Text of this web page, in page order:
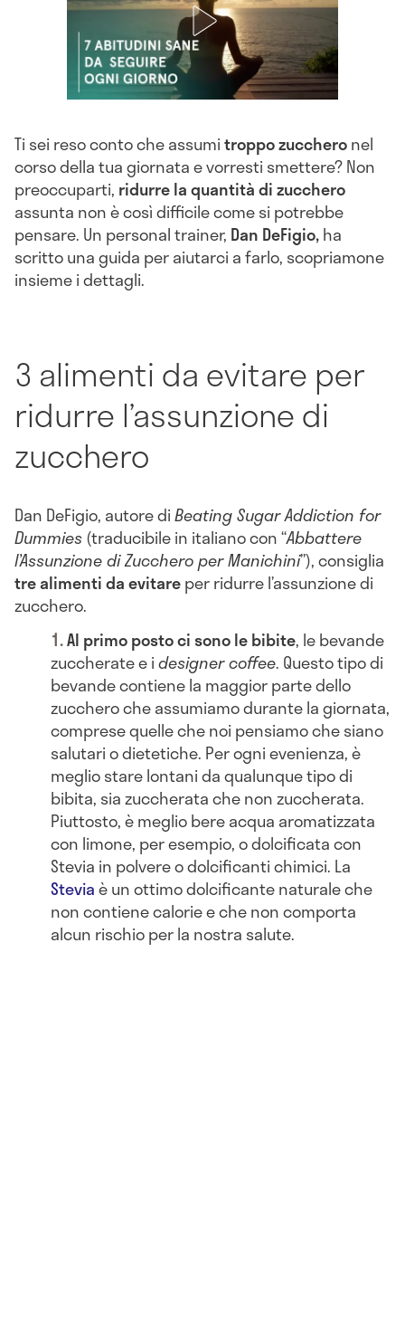
Ti sei reso conto che assumitroppo zuccheronel
corso della tua giornata e vorresti smettere? Non
preoccuparti, ridurre la quantità di zucchero
assunta non è così difficile come si potrebbe
pensare. Un personal trainer, Dan DeFigio,ha
scritto una guida per aiutarci a farlo, scopriamone
insieme i dettagli.
3 alimenti da evitare per
ridurre l’assunzione di
zucchero
Dan DeFigio, autore diBeating Sugar Addiction for
Dummies(traducibile in italiano con “Abbattere
l’Assunzione di Zucchero per Manichini”), consiglia
tre alimenti da evitareper ridurre l’assunzione di
zucchero.
Al primo posto ci sono le bibite, le bevande
zuccherate e idesigner coffee. Questo tipo di
bevande contiene la maggior parte dello
zucchero che assumiamo durante la giornata,
comprese quelle che noi pensiamo che siano
salutari o dietetiche. Per ogni evenienza, è
meglio stare lontani da qualunque tipo di
bibita, sia zuccherata che non zuccherata.
Piuttosto, è meglio bere acqua aromatizzata
con limone, per esempio, o dolcificata con
Stevia in polvere o dolcificanti chimici. La
Steviaè un ottimo dolcificante naturale che
non contiene calorie e che non comporta
alcun rischio per la nostra salute.